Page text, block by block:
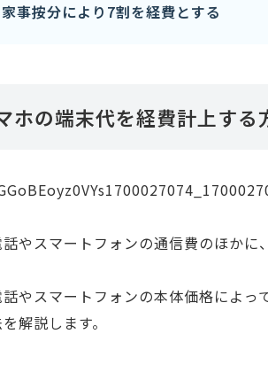
家事按分により7割を経費とする
ホの端末代を経費計上する
やスマートフォンの通信費のほかに
やスマートフォンの本体価格によ
解説します。